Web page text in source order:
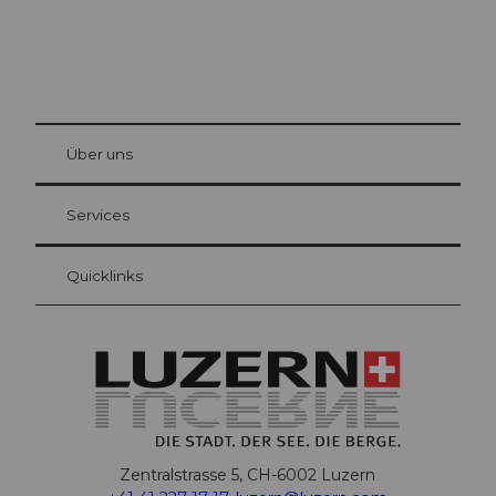
Gästekarte Luzern
Ihre Vorteile als Übernachtungsgast
at Bre
Über uns
Services
Quicklinks
Zentralstrasse 5, CH-6002 Luzern